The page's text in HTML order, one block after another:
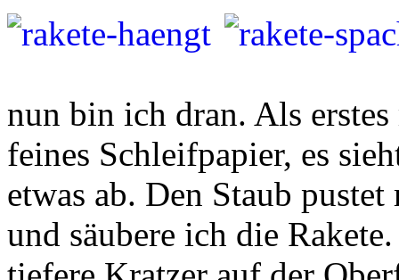
nun bin ich dran. Als
feines Schleifpapier, es
etwas ab. Den Staub
und säubere ich die